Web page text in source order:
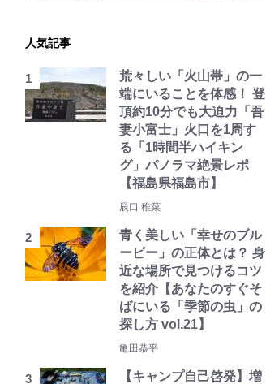
人気記事
荒々しい「火山帯」の一
端にいることを体感！ 登
頂約10分でも大迫力「吾
妻小富士」火口を1周す
る「1時間半ハイキン
グ」パノラマ絶景レポ
【福島県福島市】
辰口 稚菜
青く美しい「幸せのブル
ービー」の正体とは？ 身
近な場所で見つけるコツ
を紹介【あなたのすぐそ
ばにいる「季節の虫」の
探し方 vol.21】
亀田恭平
【キャンプ自己啓発】増